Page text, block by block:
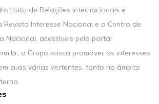
de Relações Internacionais e
Revista Interesse Nacional e o Centro de
Nacional, acessíveis pelo portal
o Grupo busca promover os interesses
suas várias vertentes, tanto no âmbito